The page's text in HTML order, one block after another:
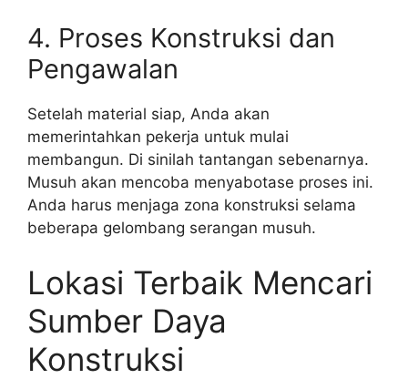
4. Proses Konstruksi dan
Pengawalan
Setelah material siap, Anda akan
memerintahkan pekerja untuk mulai
membangun. Di sinilah tantangan sebenarnya.
Musuh akan mencoba menyabotase proses ini.
Anda harus menjaga zona konstruksi selama
beberapa gelombang serangan musuh.
Lokasi Terbaik Mencari
Sumber Daya
Konstruksi